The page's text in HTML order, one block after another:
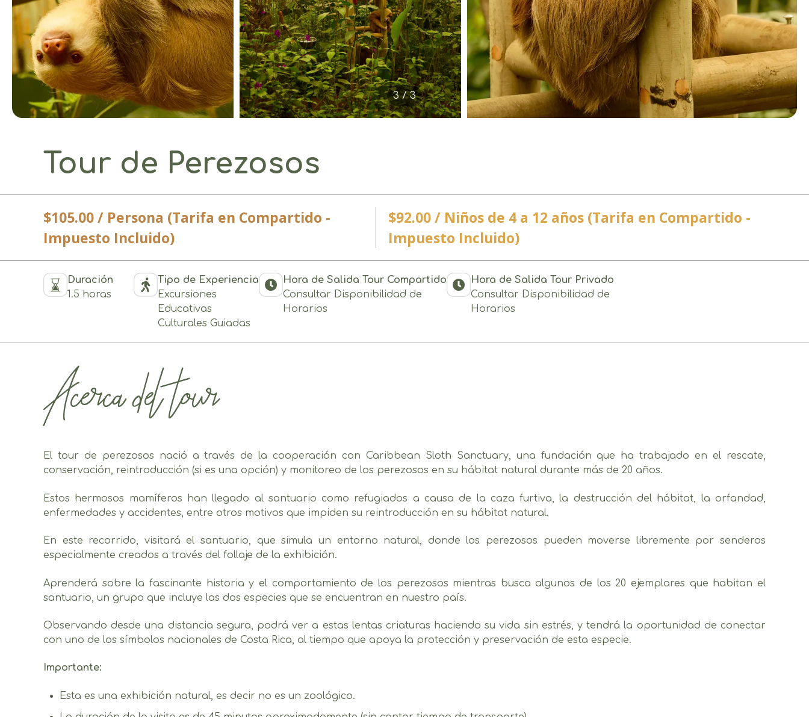
3 / 3
Tour de Perezosos
$105.00 / Persona (Tarifa en Compartido -
Impuesto Incluido)
$92.00 / Niños de 4 a 12 años (Tarifa en Compartido -
Impuesto Incluido)
Duración
1.5 horas
Tipo de Experiencia
Excursiones
Educativas
Culturales Guiadas
Hora de Salida Tour Compartido
Consultar Disponibilidad de
Horarios
Hora de Salida Tour Privado
Consultar Disponibilidad de
Horarios
Acerca del tour
El tour de perezosos nació a través de la cooperación con Caribbean Sloth Sanctuary, una fundación que ha trabajado en el rescate,
conservación, reintroducción (si es una opción) y monitoreo de los perezosos en su hábitat natural durante más de 20 años.
Estos hermosos mamíferos han llegado al santuario como refugiados a causa de la caza furtiva, la destrucción del hábitat, la orfandad,
enfermedades y accidentes, entre otros motivos que impiden su reintroducción en su hábitat natural.
En este recorrido, visitará el santuario, que simula un entorno natural, donde los perezosos pueden moverse libremente por senderos
especialmente creados a través del follaje de la exhibición.
Aprenderá sobre la fascinante historia y el comportamiento de los perezosos mientras busca algunos de los 20 ejemplares que habitan el
santuario, un grupo que incluye las dos especies que se encuentran en nuestro país.
Observando desde una distancia segura, podrá ver a estas lentas criaturas haciendo su vida sin estrés, y tendrá la oportunidad de conectar
con uno de los símbolos nacionales de Costa Rica, al tiempo que apoya la protección y preservación de esta especie.
Importante:
Esta es una exhibición natural, es decir no es un zoológico.